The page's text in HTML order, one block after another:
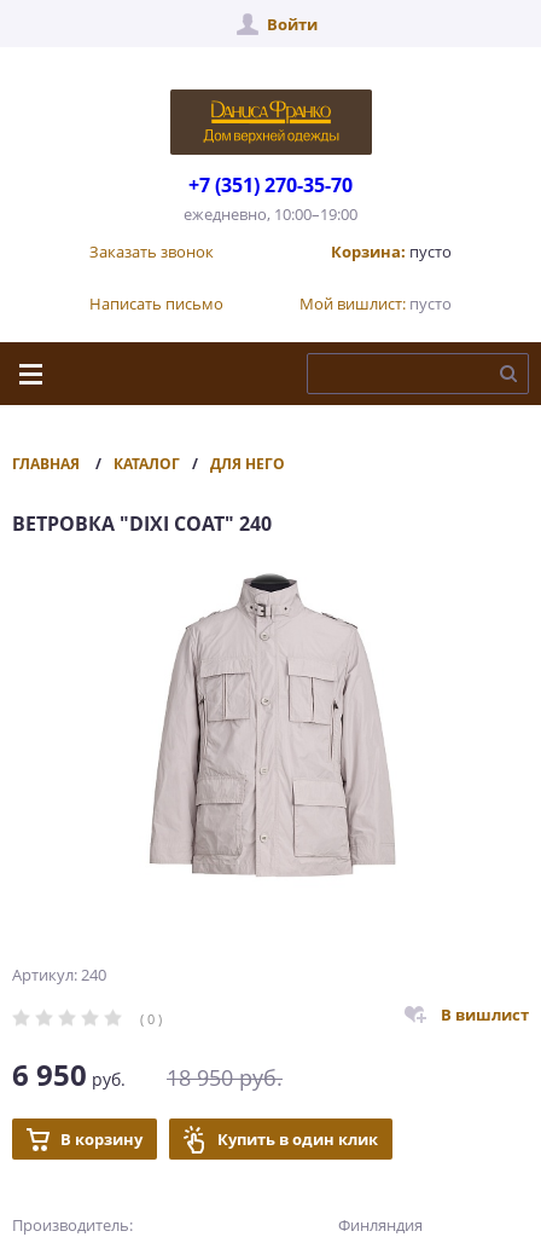
Войти
+7 (351) 270-35-70
ежедневно, 10:00–19:00
Заказать звонок
Написать письмо
Корзина: пусто
Мой вишлист: пусто
ГЛАВНАЯ КАТАЛОГ ДЛЯ НЕГО
ВЕТРОВКА "DIXI COAT" 240
Артикул: 240
( 0 ) В вишлист
6 950 руб. 18 950руб.
В корзину Купить в один клик
Производитель: Финляндия